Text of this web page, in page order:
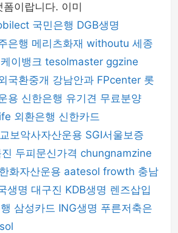
이랍니다. 이미
국민은행 DGB생명
은행 메리츠화재 withoutu 세종
케이뱅크 tesolmaster ggzine
국환중개 강남안과 FPcenter 롯
용 신한은행 유기견 무료분양
외환은행 신한카드
교보악사자산운용 SGI서울보증
두피문신가격 chungnamzine
한화자산운용 aatesol frowth 충남
생명 대구진 KDB생명 렌즈삽입
삼성카드 ING생명 푸른저축은